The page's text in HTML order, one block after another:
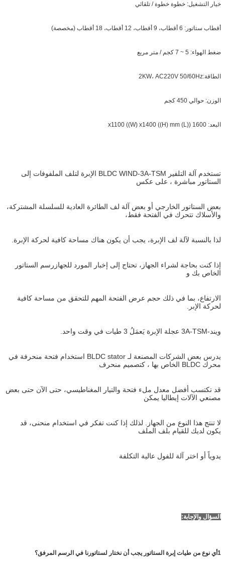
خيار التشغيل: خطوة خطوة / تلقائي
أقطاب ستاتور: 6 أقطاب، 9 أقطاب، 12 أقطاب، 18 أقطاب (مخصصة)
ضغط الهواء: 5 ~ 7 كجم / متر مربع
الطاقة:2KW، AC220V 50/60Hz
الوزن: حوالي 450 كجم
البعد: 1600 ((L) x1100 ((W) x1400 ((H) mm
تستخدم آلة التلفير BLDC WIND-3A-TSM الإبرة لتلف الملفوفات إلى
الستاتور مباشرة ، على عكس
بعض الستاتور الخارجي أو بعض آلة لف الطائرة العادية للسلسلة المشتركة،
والأسلاك تتحرك في الفتحة فقط،
لذا بالنسبة لآلة لف الإبرة، يجب أن يكون هناك مساحة كافية لحركة الإبرة.
إذا كنت بحاجة لشراء الجهاز، تحتاج إلى إخبار المورد للجهاز رسم الستاتور
الخاص بك و
الارتفاع، بما في ذلك حجم عرض الفتحة المهم للتحقق من مساحة كافية
لحركة الإبر.
ويند-3A-TSM عجلة الإبرة يَعمَلُ 3 طيات في وقت واحد.
يدرس بعض الشركات المصنعة لـ BLDC stator استخدام فتحة منحرفة في
محرك BLDC الخاص بها ، كتصميم منحرف
قد تكتسب أفضل معدل ملء فتحة والتيار المغناطيسي، حتى الآن حتى بعض
مصنعي الآلات إيطاليا يمكن
لا تنتج هذا النوع من الجهاز. لذلك إذا كنت تفكر في استخدام منحنى، قد
يكون لديك للقيام بلف الملف
يدوياً أو اختر آلة للفول عالية التكلفة
السؤال والإجابة:
1أي نوع من طيات إبرة الستاتور يجب أن نختار لستاتورنا في الرسم المرفق؟